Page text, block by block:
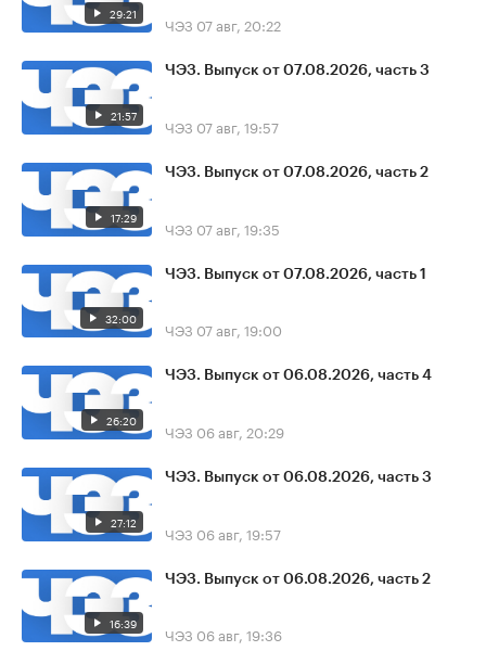
29:21 ЧЭЗ 07 авг, 20:22
21:57
ЧЭЗ. Выпуск от 07.08.2026, часть 3
ЧЭЗ 07 авг, 19:57
17:29
ЧЭЗ. Выпуск от 07.08.2026, часть 2
ЧЭЗ 07 авг, 19:35
32:00
ЧЭЗ. Выпуск от 07.08.2026, часть 1
ЧЭЗ 07 авг, 19:00
26:20
ЧЭЗ. Выпуск от 06.08.2026, часть 4
ЧЭЗ 06 авг, 20:29
27:12
ЧЭЗ. Выпуск от 06.08.2026, часть 3
ЧЭЗ 06 авг, 19:57
16:39
ЧЭЗ. Выпуск от 06.08.2026, часть 2
ЧЭЗ 06 авг, 19:36